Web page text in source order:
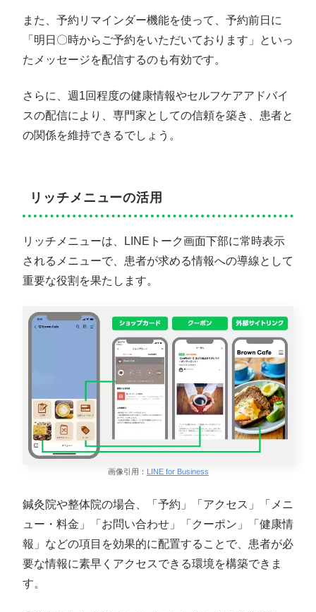
また、予約リマインダー機能を使って、予約前日に
「明日〇時からご予約をいただいております」といっ
たメッセージを配信するのも有効です。
さらに、週1回程度の健康情報やセルフケアアドバイ
スの配信により、専門家としての信頼を築き、患者と
の関係を維持できるでしょう。
リッチメニューの活用
リッチメニューは、LINEトーク画面下部に常時表示
されるメニューで、患者が求める情報への導線として
重要な役割を果たします。
画像引用： LINE for Business
鍼灸院や整体院の場合、「予約」「アクセス」「メニ
ュー・料金」「お問い合わせ」「クーポン」「健康情
報」などの項目を効果的に配置することで、患者が必
要な情報に素早くアクセスできる環境を構築できま
す。